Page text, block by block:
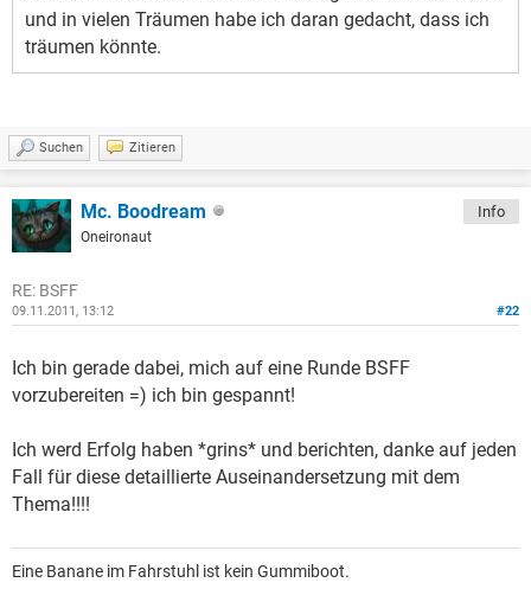
und in vielen Träumen habe ich daran gedacht, dass ich
träumen könnte.
Suchen Zitieren
Mc. Boodream
Oneironaut
Info
RE: BSFF
#22
09.11.2011, 13:12
Ich bin gerade dabei, mich auf eine Runde BSFF
vorzubereiten =) ich bin gespannt!
Ich werd Erfolg haben *grins* und berichten, danke auf jeden
Fall für diese detaillierte Auseinandersetzung mit dem
Thema!!!!
Eine Banane im Fahrstuhl ist kein Gummiboot.